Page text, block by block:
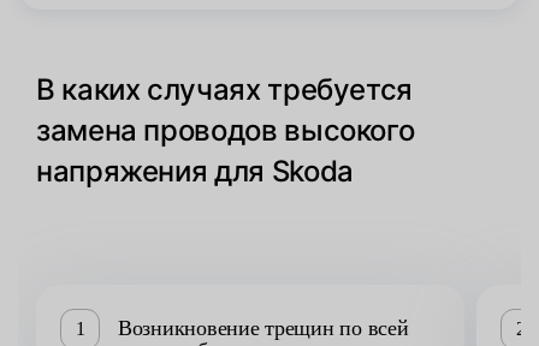
В каких случаях требуется
замена проводов высокого
напряжения для Skoda
1
Возникновение трещин по всей
2